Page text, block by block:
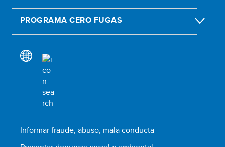
PROGRAMA CERO FUGAS
Informar fraude, abuso, mala conducta